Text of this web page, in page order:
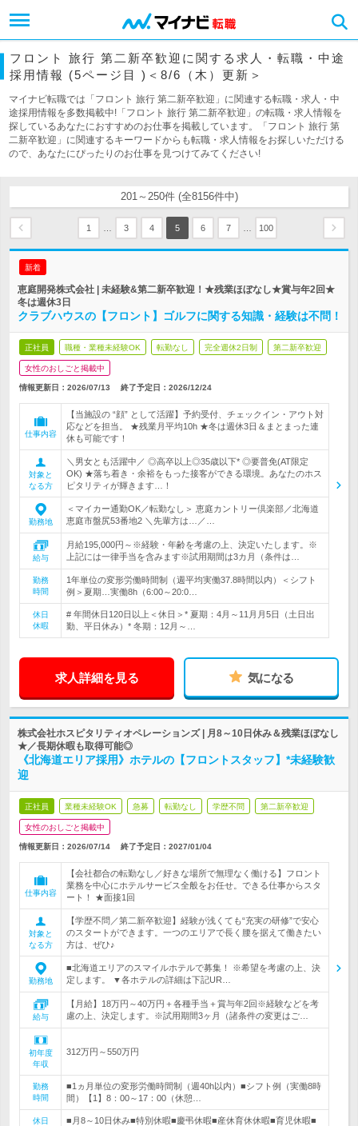
フロント 旅行 第二新卒歓迎に関する求人・転職・中途
採用情報 (5ページ目 )＜8/6（木）更新＞
マイナビ転職では「フロント 旅行 第二新卒歓迎」に関連する転職・求人・中
途採用情報を多数掲載中!「フロント 旅行 第二新卒歓迎」の転職・求人情報を
探しているあなたにおすすめのお仕事を掲載しています。「フロント 旅行 第
二新卒歓迎」に関連するキーワードからも転職・求人情報をお探しいただける
ので、あなたにぴったりのお仕事を見つけてみてください!
201～250件 (全8156件中)
1 3 4 5 6 7 100
新着
恵庭開発株式会社 | 未経験&第二新卒歓迎！★残業ほぼなし★賞与年2回★
冬は週休3日
クラブハウスの【フロント】ゴルフに関する知識・経験は不問！
正社員 職種・業種未経験OK 転勤なし 完全週休2日制 第二新卒歓迎
女性のおしごと掲載中
情報更新日：2026/07/13 終了予定日： 2026/12/24
仕事内容
【当施設の “顔” として活躍】予約受付、チェックイン・アウト対
応などを担当。 ★残業月平均10h ★冬は週休3日＆まとまった連
休も可能です！
対象と
なる方
＼男女とも活躍中／ ◎高卒以上◎35歳以下* ◎要普免(AT限定
OK) ★落ち着き・余裕をもった接客ができる環境。あなたのホス
ピタリティが輝きます…！
勤務地
＜マイカー通勤OK／転勤なし＞ 恵庭カントリー倶楽部／北海道
恵庭市盤尻53番地2 ＼先輩方は…／…
給与
月給195,000円～※経験・年齢を考慮の上、決定いたします。※
上記には一律手当を含みます※試用期間は3カ月（条件は…
勤務
時間
1年単位の変形労働時間制（週平均実働37.8時間以内）＜シフト
例＞夏期…実働8h（6:00～20:0…
休日
休暇
# 年間休日120日以上＜休日＞* 夏期：4月～11月月5日（土日出
勤、平日休み）* 冬期：12月～…
求人詳細を見る 気になる
株式会社ホスピタリティオペレーションズ | 月8～10日休み＆残業ほぼなし
★／長期休暇も取得可能◎
《北海道エリア採用》ホテルの【フロントスタッフ】*未経験歓
迎
正社員 業種未経験OK 急募 転勤なし 学歴不問 第二新卒歓迎
女性のおしごと掲載中
情報更新日：2026/07/14 終了予定日： 2027/01/04
仕事内容
【会社都合の転勤なし／好きな場所で無理なく働ける】フロント
業務を中心にホテルサービス全般をお任せ。できる仕事からスタ
ート！ ★面接1回
対象と
なる方
【学歴不問／第二新卒歓迎】経験が浅くても“充実の研修”で安心
のスタートができます。一つのエリアで長く腰を据えて働きたい
方は、ぜひ♪
勤務地
■北海道エリアのスマイルホテルで募集！ ※希望を考慮の上、決
定します。 ▼各ホテルの詳細は下記UR…
給与
【月給】18万円～40万円＋各種手当＋賞与年2回※経験などを考
慮の上、決定します。※試用期間3ヶ月（諸条件の変更はご…
初年度
年収
312万円～550万円
勤務
時間
■1ヵ月単位の変形労働時間制（週40h以内）■シフト例（実働8時
間）【1】8：00～17：00（休憩…
休日
■月8～10日休み■特別休暇■慶弔休暇■産休育休休暇■育児休暇■